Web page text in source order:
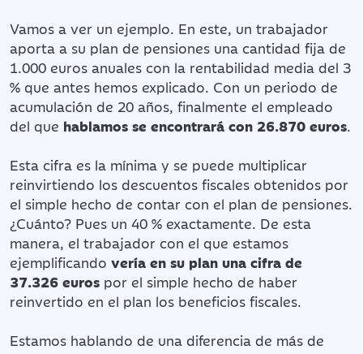
Vamos a ver un ejemplo. En este, un trabajador
aporta a su plan de pensiones una cantidad fija de
1.000 euros anuales con la rentabilidad media del 3
% que antes hemos explicado. Con un periodo de
acumulación de 20 años, finalmente el empleado
del que hablamos se encontrará con 26.870 euros.
Esta cifra es la mínima y se puede multiplicar
reinvirtiendo los descuentos fiscales obtenidos por
el simple hecho de contar con el plan de pensiones.
¿Cuánto? Pues un 40 % exactamente. De esta
manera, el trabajador con el que estamos
ejemplificando vería en su plan una cifra de
37.326 euros por el simple hecho de haber
reinvertido en el plan los beneficios fiscales.
Estamos hablando de una diferencia de más de